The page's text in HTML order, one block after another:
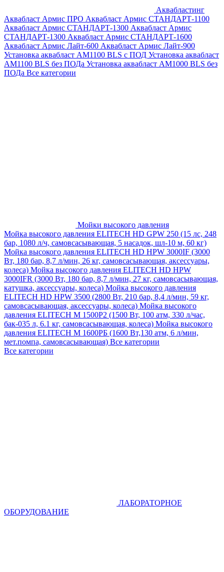
Аквабластинг
Аквабласт Армис ПРО Аквабласт Армис СТАНДАРТ-1100
Аквабласт Армис СТАНДАРТ-1300 Аквабласт Армис
СТАНДАРТ-1300 Аквабласт Армис СТАНДАРТ-1600
Аквабласт Армис Лайт-600 Аквабласт Армис Лайт-900
Установка аквабласт AM1100 BLS с ПОД Установка аквабласт
AM1100 BLS без ПОДа Установка аквабласт AM1000 BLS без
ПОДа Все категории
Мойки высокого давления
Мойка высокого давления ELITECH HD GPW 250 (15 лс, 248
бар, 1080 л/ч, самовсасывающая, 5 насадок, шл-10 м, 60 кг)
Мойка высокого давления ELITECH HD HPW 3000IF (3000
Вт, 180 бар, 8,7 л/мин, 26 кг, самовсасывающая, аксессуары,
колеса) Мойка высокого давления ELITECH HD HPW
3000IFR (3000 Вт, 180 бар, 8,7 л/мин, 27 кг, самовсасывающая,
катушка, аксессуары, колеса) Мойка высокого давления
ELITECH HD HPW 3500 (2800 Вт, 210 бар, 8,4 л/мин, 59 кг,
самовсасывающая, аксессуары, колеса) Мойка высокого
давления ELITECH M 1500P2 (1500 Вт, 100 атм, 330 л/час,
бак-035 л, 6.1 кг, самовсасывающая, колеса) Мойка высокого
давления ELITECH М 1600РБ (1600 Вт,130 атм, 6 л/мин,
мет.помпа, самовсасывающая) Все категории
Все категории
ЛАБОРАТОРНОЕ
ОБОРУДОВАНИЕ